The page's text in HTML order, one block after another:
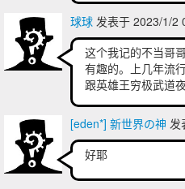
球球 发表于 2023/1/2
这个我记的不当哥
有趣的。上几年流
跟英雄王穷极武道
[eden*] 新世界の神 发
好耶